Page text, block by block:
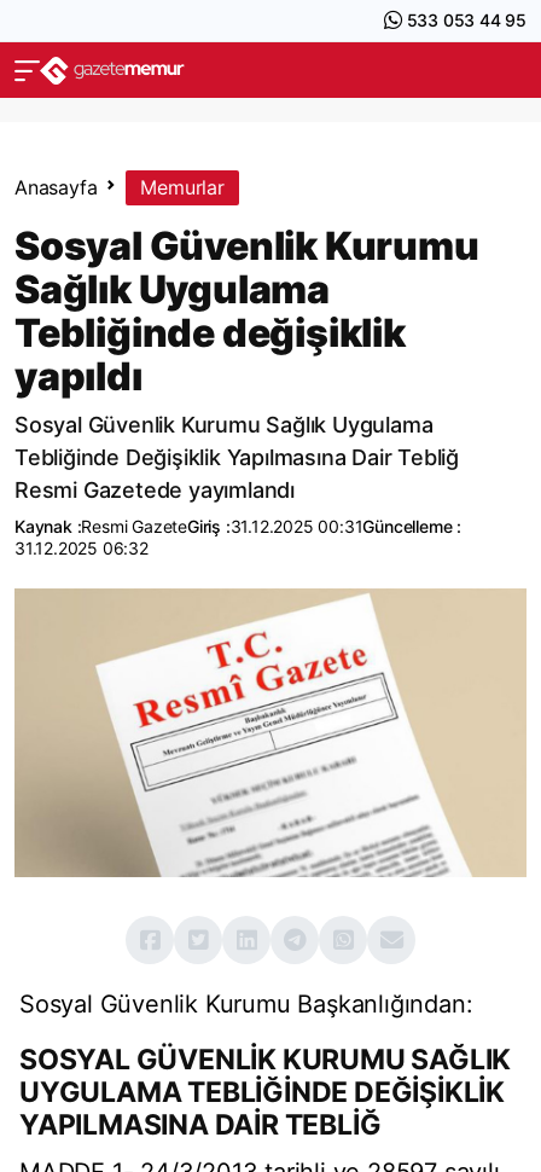
533 053 44 95
Anasayfa Memurlar
Sosyal Güvenlik Kurumu
Sağlık Uygulama
Tebliğinde değişiklik
yapıldı
Sosyal Güvenlik Kurumu Sağlık Uygulama
Tebliğinde Değişiklik Yapılmasına Dair Tebliğ
Resmi Gazetede yayımlandı
Kaynak :Resmi GazeteGiriş :31.12.2025 00:31Güncelleme :
31.12.2025 06:32
Sosyal Güvenlik Kurumu Başkanlığından:
SOSYAL GÜVENLİK KURUMU SAĞLIK
UYGULAMA TEBLİĞİNDE DEĞİŞİKLİK
YAPILMASINA DAİR TEBLİĞ